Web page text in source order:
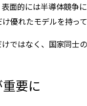
面的には半導体競争
優れたモデルを持っ
ではなく、国家同士
要に